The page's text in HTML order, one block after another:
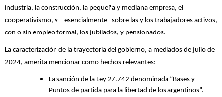
industria, la construcción, la pequeña y mediana empresa, el
cooperativismo, y – esencialmente– sobre las y los trabajadores activos,
con o sin empleo formal, los jubilados, y pensionados.
La caracterización de la trayectoria del gobierno, a mediados de julio de
2024, amerita mencionar como hechos relevantes:
La sanción de la Ley 27.742 denominada “Bases y
Puntos de partida para la libertad de los argentinos”.